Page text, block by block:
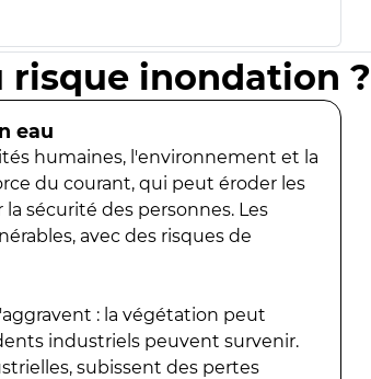
risque inondation ?
eau
humaines, l'environnement et la
du courant, qui peut éroder les
sécurité des personnes. Les
avec des risques de
: la végétation peut
industriels peuvent survenir.
subissent des pertes